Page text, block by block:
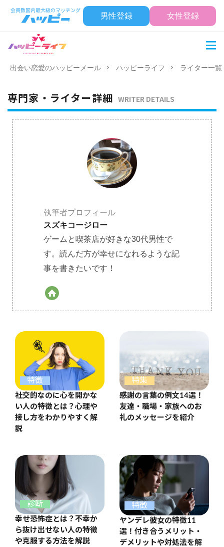
男性登録 女性登録
出会い恋愛のハッピーメール ハッピーライフ ライター一覧
専門家・ライター詳細 WRITER DETAILS
執筆者プロフィール
スズキコージロー
ゲームと喫茶店が好きな30代男性で
す。読んだ方が幸せになれるような記
事を書きたいです！
特徴
社交的なのに心を開かな
い人の特徴とは？心理や
接し方をわかりやすく解
説
特集
感謝の言葉の例文14選！
友達・職場・家族へのお
礼のメッセージを紹介
診断
幸せ恐怖症とは？不幸か
ら抜け出せない人の特徴
や克服する方法を解説
特徴
ヤンデレ彼女の特徴11
選！付き合うメリット・
デメリットや対処法を解